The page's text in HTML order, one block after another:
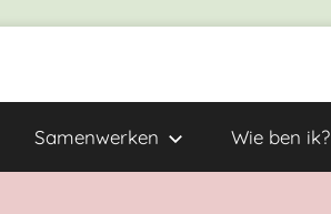
Samenwerken Wie ben ik?